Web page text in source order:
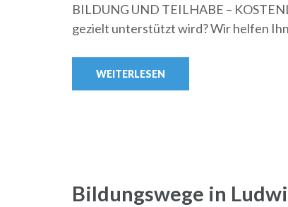
BILDUNG UND TEILHABE –
gezielt unterstützt wird? Wir helfen
WEITERLESEN
Bildungswege in